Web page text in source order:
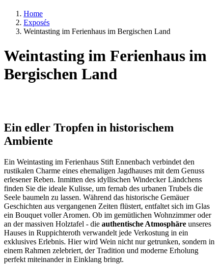
Home
Exposés
Weintasting im Ferienhaus im Bergischen Land
Weintasting im Ferienhaus im
Bergischen Land
Ein edler Tropfen in historischem
Ambiente
Ein Weintasting im Ferienhaus Stift Ennenbach verbindet den
rustikalen Charme eines ehemaligen Jagdhauses mit dem Genuss
erlesener Reben. Inmitten des idyllischen Windecker Ländchens
finden Sie die ideale Kulisse, um fernab des urbanen Trubels die
Seele baumeln zu lassen. Während das historische Gemäuer
Geschichten aus vergangenen Zeiten flüstert, entfaltet sich im Glas
ein Bouquet voller Aromen. Ob im gemütlichen Wohnzimmer oder
an der massiven Holztafel - die authentische Atmosphäre unseres
Hauses in Ruppichteroth verwandelt jede Verkostung in ein
exklusives Erlebnis. Hier wird Wein nicht nur getrunken, sondern in
einem Rahmen zelebriert, der Tradition und moderne Erholung
perfekt miteinander in Einklang bringt.